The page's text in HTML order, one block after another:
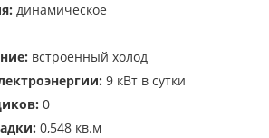
динамическое
встроенный холод
9 кВт в сутки
0
0,548 кв.м